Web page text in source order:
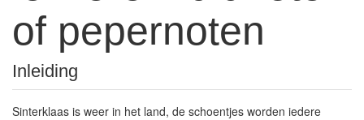
of pepernoten
Inleiding
Sinterklaas is weer in het land, de schoentjes worden iedere